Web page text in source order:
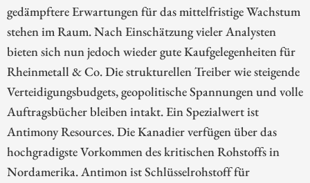
gedämpftere Erwartungen für das mittelfristige Wachstum
stehen im Raum. Nach Einschätzung vieler Analysten
bieten sich nun jedoch wieder gute Kaufgelegenheiten für
Rheinmetall & Co. Die strukturellen Treiber wie steigende
Verteidigungsbudgets, geopolitische Spannungen und volle
Auftragsbücher bleiben intakt. Ein Spezialwert ist
Antimony Resources. Die Kanadier verfügen über das
hochgradigste Vorkommen des kritischen Rohstoffs in
Nordamerika. Antimon ist Schlüsselrohstoff für